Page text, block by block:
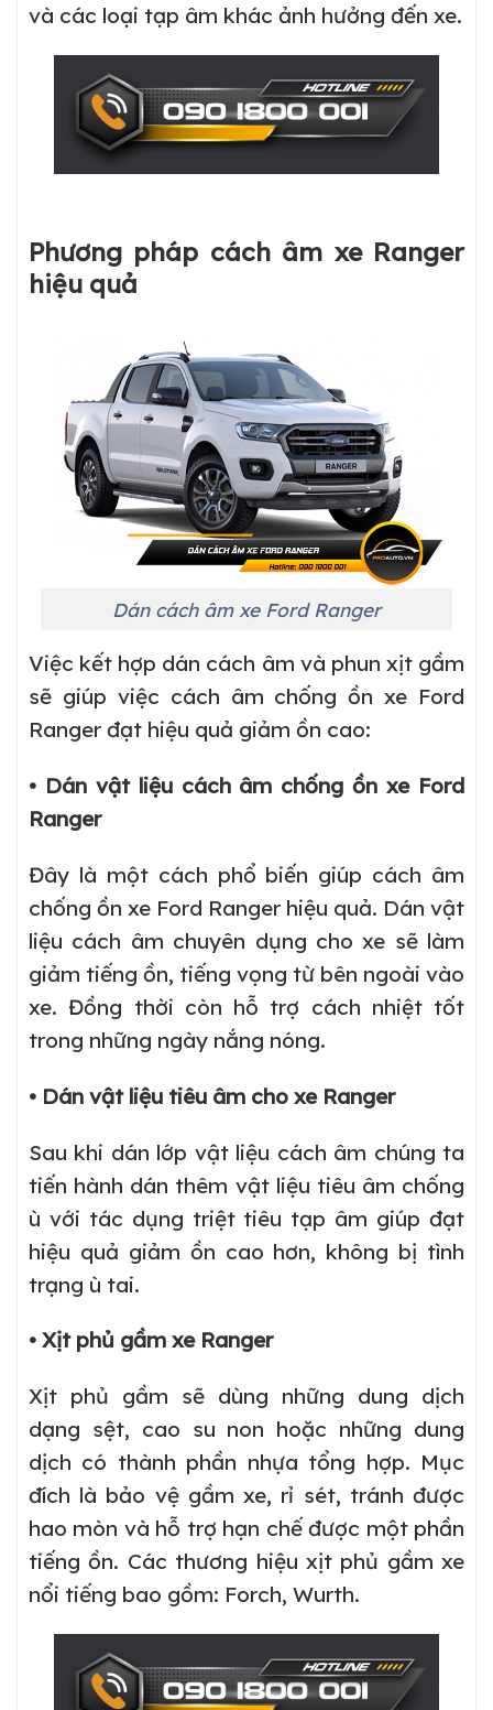
và các loại tạp âm khác ảnh hưởng đến xe.
Phương pháp cách âm xe Ranger
hiệu quả
Dán cách âm xe Ford Ranger
Việc kết hợp dán cách âm và phun xịt gầm
sẽ giúp việc cách âm chống ồn xe Ford
Ranger đạt hiệu quả giảm ồn cao:
• Dán vật liệu cách âm chống ồn xe Ford
Ranger
Đây là một cách phổ biến giúp cách âm
chống ồn xe Ford Ranger hiệu quả. Dán vật
liệu cách âm chuyên dụng cho xe sẽ làm
giảm tiếng ồn, tiếng vọng từ bên ngoài vào
xe. Đồng thời còn hỗ trợ cách nhiệt tốt
trong những ngày nắng nóng.
• Dán vật liệu tiêu âm cho xe Ranger
Sau khi dán lớp vật liệu cách âm chúng ta
tiến hành dán thêm vật liệu tiêu âm chống
ù với tác dụng triệt tiêu tạp âm giúp đạt
hiệu quả giảm ồn cao hơn, không bị tình
trạng ù tai.
• Xịt phủ gầm xe Ranger
Xịt phủ gầm sẽ dùng những dung dịch
dạng sệt, cao su non hoặc những dung
dịch có thành phần nhựa tổng hợp. Mục
đích là bảo vệ gầm xe, rỉ sét, tránh được
hao mòn và hỗ trợ hạn chế được một phần
tiếng ồn. Các thương hiệu xịt phủ gầm xe
nổi tiếng bao gồm: Forch, Wurth.